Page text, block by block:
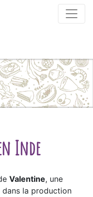
Inde
Valentine, une
dans la production